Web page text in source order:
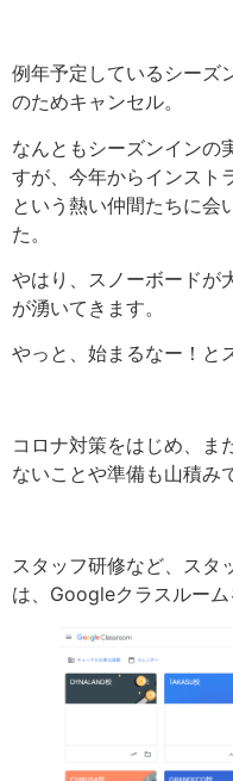
例年予定しているシーズ
のためキャンセル。
なんともシーズンインの
すが、今年からインスト
という熱い仲間たちに会
た。
やはり、スノーボードが
が湧いてきます。
やっと、始まるなー！と
コロナ対策をはじめ、ま
ないことや準備も山積み
スタッフ研修など、スタ
は、Googleクラスルーム